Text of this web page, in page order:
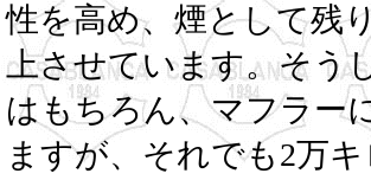
性を高め、煙として残
上させています。そう
はもちろん、マフラー
ますが、それでも2万